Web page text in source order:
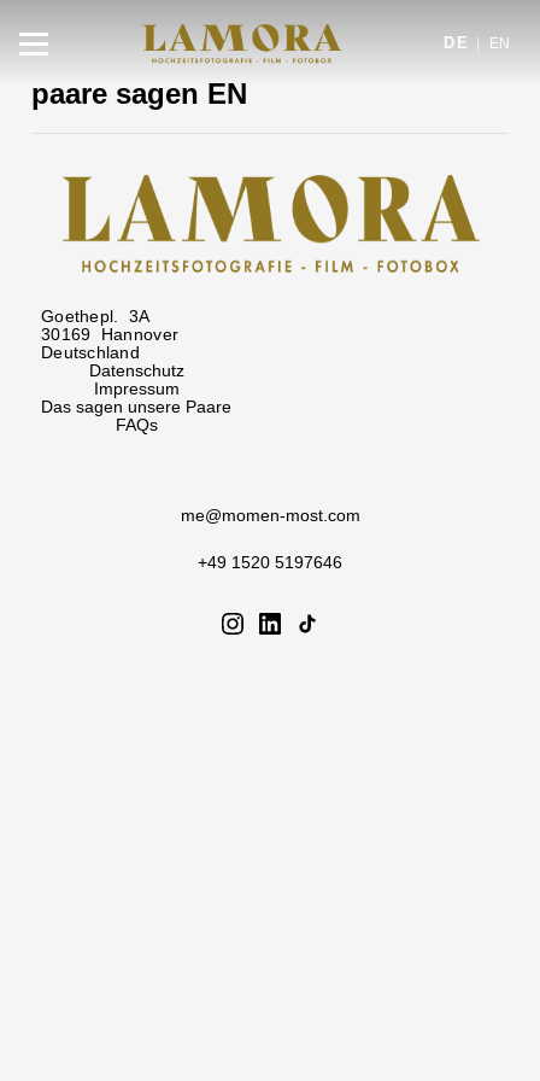
DE EN
paare sagen EN
Goethepl. 3A
30169 Hannover
Deutschland
Datenschutz
Impressum
Das sagen unsere Paare
FAQs
me@momen-most.com
+49 1520 5197646